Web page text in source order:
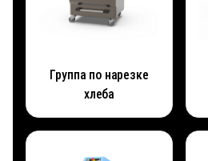
Группа по нарезке
хлеба